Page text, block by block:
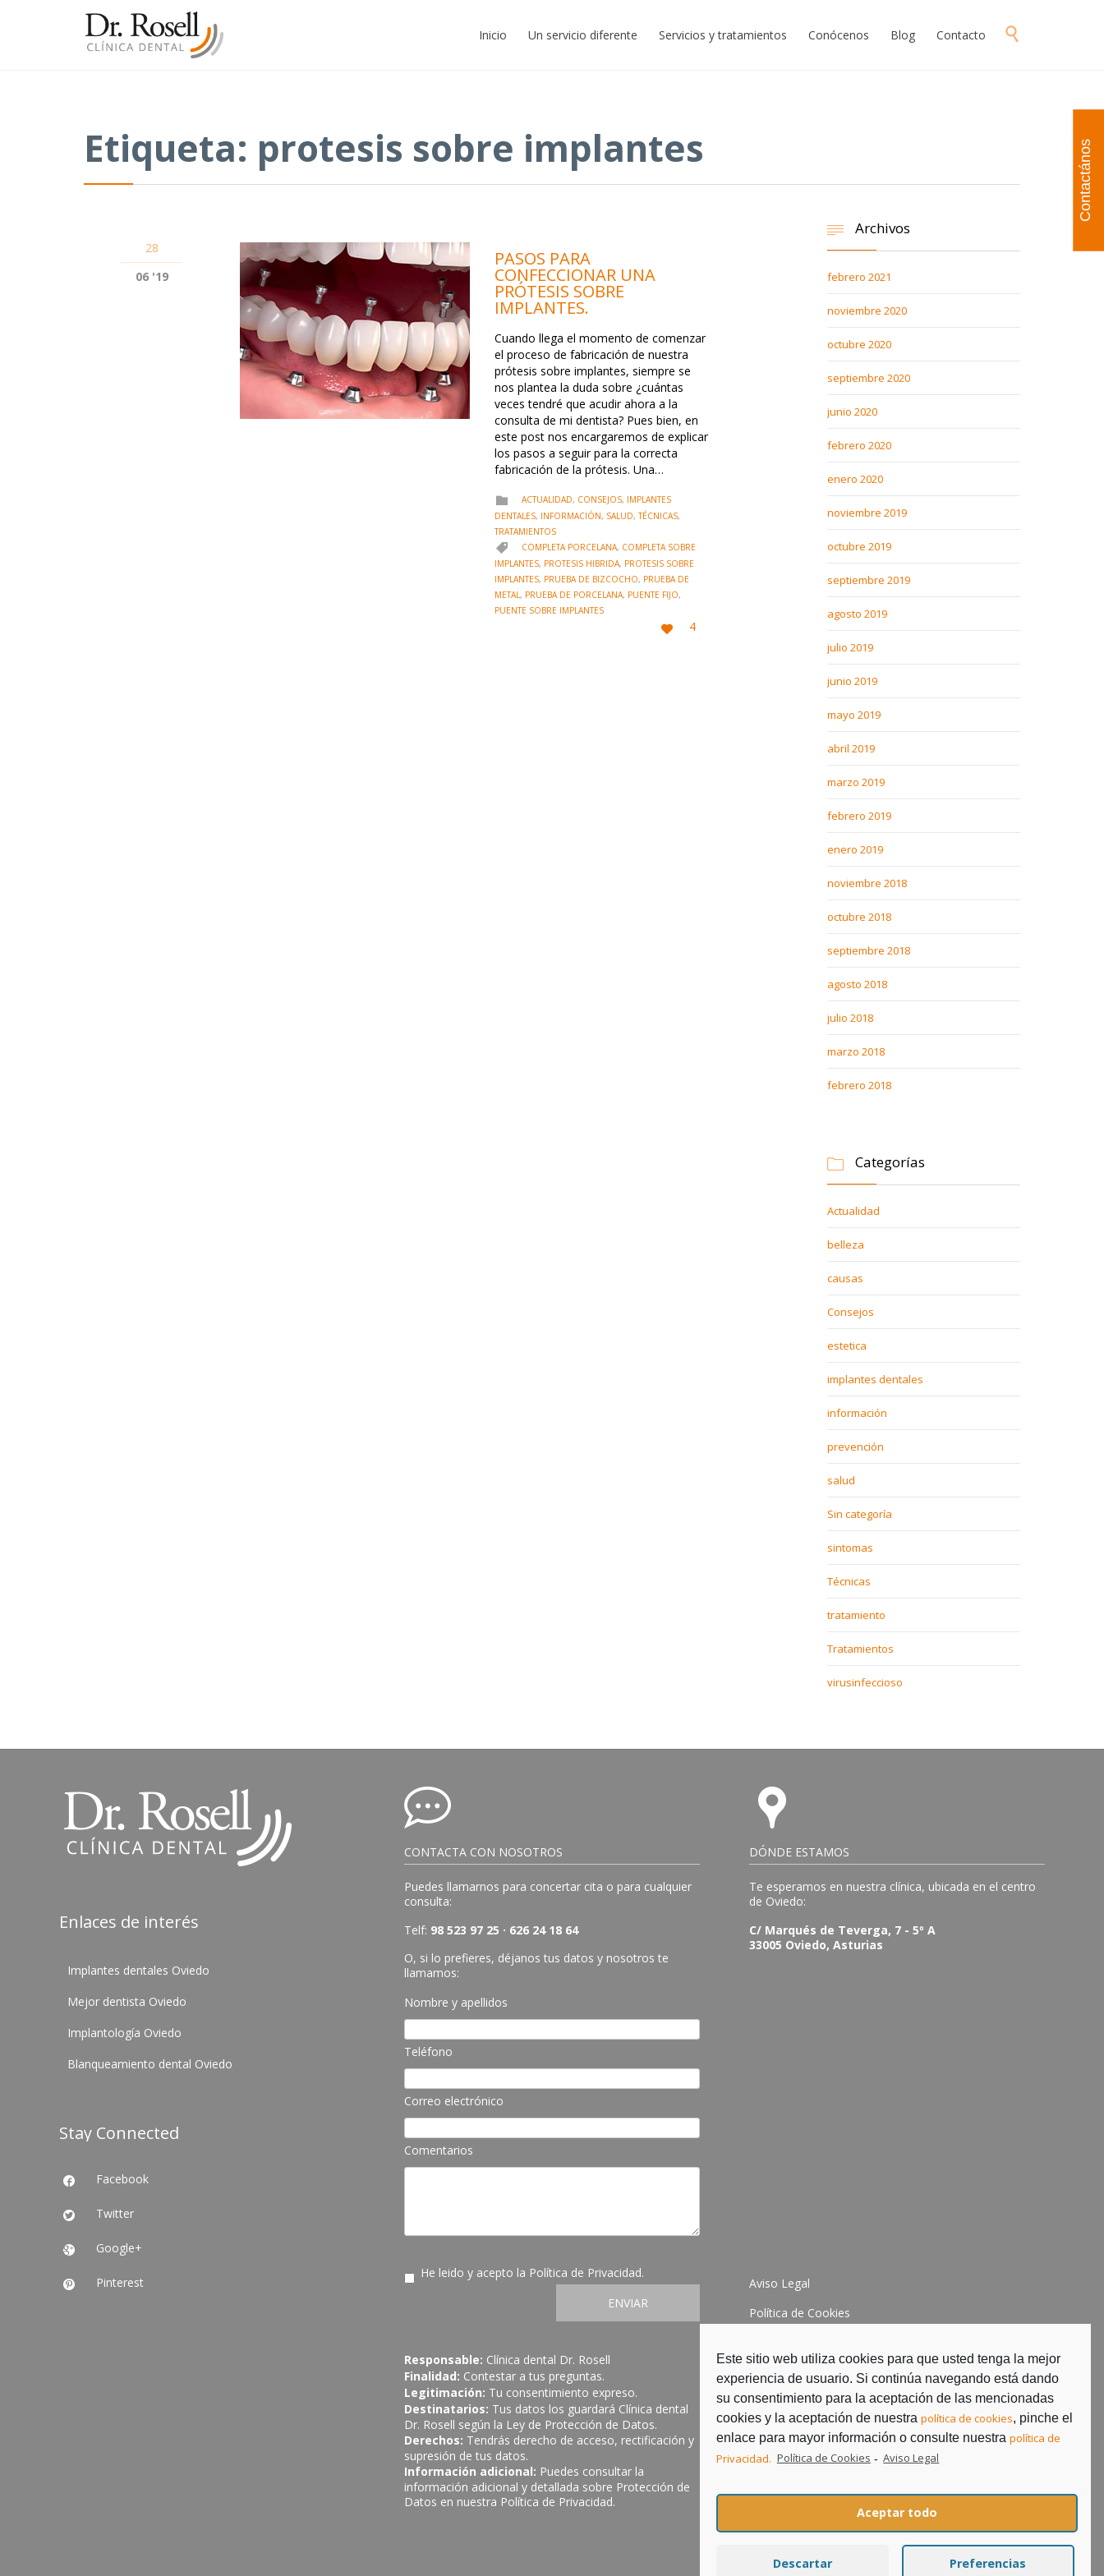
Skip
to
Inicio Un servicio diferente Servicios y tratamientos Conócenos Blog Contacto 
Etiqueta: protesis sobre implantes
28
06 '19
PASOS PARA
CONFECCIONAR UNA
PRÓTESIS SOBRE
IMPLANTES.
Cuando llega el momento de comenzar
el proceso de fabricación de nuestra
prótesis sobre implantes, siempre se
nos plantea la duda sobre ¿cuántas
veces tendré que acudir ahora a la
consulta de mi dentista? Pues bien, en
este post nos encargaremos de explicar
los pasos a seguir para la correcta
fabricación de la prótesis. Una…
 CATEGORY
ACTUALIDAD, CONSEJOS, IMPLANTES
DENTALES, INFORMACIÓN, SALUD,TÉCNICAS,
TRATAMIENTOS
 CATEGORY
COMPLETA PORCELANA, COMPLETA SOBRE
IMPLANTES, PROTESIS HIBRIDA, PROTESIS SOBRE
IMPLANTES, PRUEBA DE BIZCOCHO, PRUEBA DE
METAL, PRUEBA DE PORCELANA, PUENTE FIJO,
PUENTE SOBRE IMPLANTES
 LOVE
IT
4
 Archivos
febrero 2021
noviembre 2020
octubre 2020
septiembre 2020
junio 2020
febrero 2020
enero 2020
noviembre 2019
octubre 2019
septiembre 2019
agosto 2019
julio 2019
junio 2019
mayo 2019
abril 2019
marzo 2019
febrero 2019
enero 2019
noviembre 2018
octubre 2018
septiembre 2018
agosto 2018
julio 2018
marzo 2018
febrero 2018
 Categorías
Actualidad
belleza
causas
Consejos
estetica
implantes dentales
información
prevención
salud
Sin categoría
sintomas
Técnicas
tratamiento
Tratamientos
virusinfeccioso
Enlaces de interés
Implantes dentales Oviedo
Mejor dentista Oviedo
Implantología Oviedo
Blanqueamiento dental Oviedo
Stay Connected
 Facebook
 Twitter
 Google+
 Pinterest
CONTACTA CON NOSOTROS
Puedes llamarnos para concertar cita o para cualquier
consulta:
Telf: 98 523 97 25 · 626 24 18 64
O, si lo prefieres, déjanos tus datos y nosotros te
llamamos:
Nombre y apellidos
Teléfono
Correo electrónico
Comentarios
He leido y acepto la Política de Privacidad.
ENVIAR
Responsable: Clínica dental Dr. Rosell
Finalidad: Contestar a tus preguntas.
Legitimación: Tu consentimiento expreso.
Destinatarios: Tus datos los guardará Clínica dental
Dr. Rosell según la Ley de Protección de Datos.
Derechos: Tendrás derecho de acceso, rectificación y
supresión de tus datos.
Información adicional: Puedes consultar la
información adicional y detallada sobre Protección de
Datos en nuestra Política de Privacidad.
DÓNDE ESTAMOS
Te esperamos en nuestra clínica, ubicada en el centro
de Oviedo:
C/ Marqués de Teverga, 7 - 5º A
33005 Oviedo, Asturias
Aviso Legal
Política de Cookies
Contactános
Este sitio web utiliza cookies para que usted tenga la mejor
experiencia de usuario. Si continúa navegando está dando
su consentimiento para la aceptación de las mencionadas
cookies y la aceptación de nuestrapolítica de cookies, pinche el
enlace para mayor información o consulte nuestrapolítica de
Privacidad. Política de Cookies - Aviso Legal
Aceptar todo
Descartar Preferencias